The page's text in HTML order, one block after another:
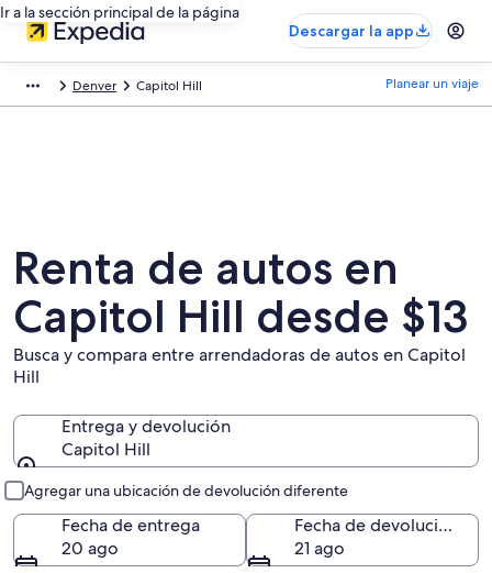
Ir a la sección principal de la página
Descargar la app
Denver Capitol Hill Planear un viaje
Renta de autos en
Capitol Hill desde $13
Busca y compara entre arrendadoras de autos en Capitol
Hill
Entrega y devolución
Capitol Hill
Agregar una ubicación de devolución diferente
Fecha de entrega
20 ago
Fecha de devolución
21 ago